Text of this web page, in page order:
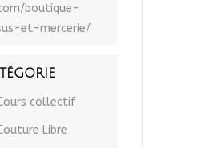
boutique-
et-mercerie/
collectif
Libre